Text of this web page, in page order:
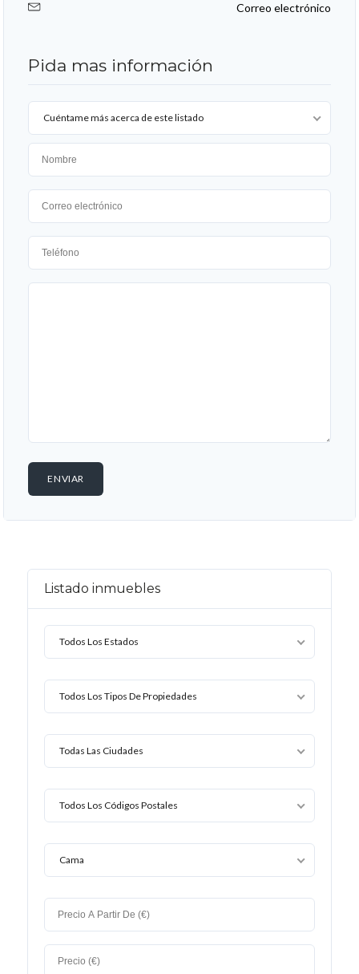
Correo electrónico
Pida mas información
Cuéntame más acerca de este listado
Listado inmuebles
Todos Los Estados
Todos Los Tipos De Propiedades
Todas Las Ciudades
Todos Los Códigos Postales
Cama